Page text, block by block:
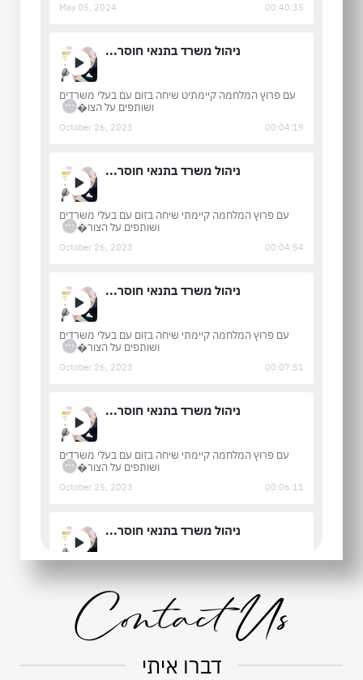
00:40:35
May 05, 2024
ניהול משרד בתנאי חוסר...
עם פרוץ המלחמה קיימתיט שיחה בזום עם בעלי משרדים
ושותפים על הצו�...
00:04:19
October 26, 2023
ניהול משרד בתנאי חוסר...
עם פרוץ המלחמה קיימתי שיחה בזום עם בעלי משרדים
ושותפים על הצור�...
00:04:54
October 26, 2023
ניהול משרד בתנאי חוסר...
עם פרוץ המלחמה קיימתי שיחה בזום עם בעלי משרדים
ושותפים על הצור�...
00:07:51
October 26, 2023
ניהול משרד בתנאי חוסר...
עם פרוץ המלחמה קיימתי שיחה בזום עם בעלי משרדים
ושותפים על הצור�...
00:06:11
October 25, 2023
ניהול משרד בתנאי חוסר...
...
00:07:02
October 24, 2023
Contact Us
דברו איתי